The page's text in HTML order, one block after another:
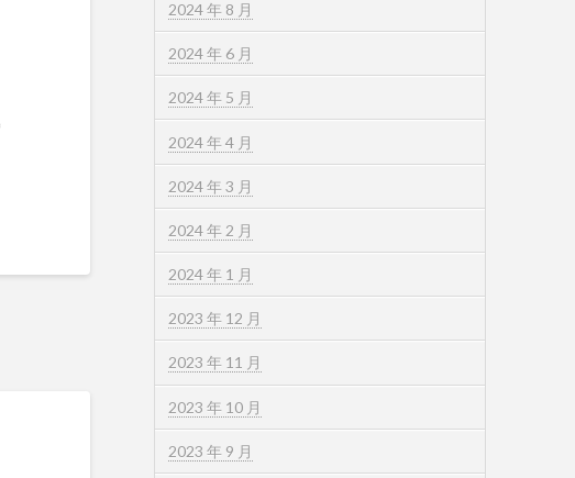
2024 年 8 月
2024 年 6 月
2024 年 5 月
2024 年 4 月
2024 年 3 月
2024 年 2 月
2024 年 1 月
2023 年 12 月
2023 年 11 月
2023 年 10 月
2023 年 9 月